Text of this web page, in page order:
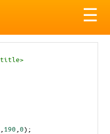
☰
title>
190 0);